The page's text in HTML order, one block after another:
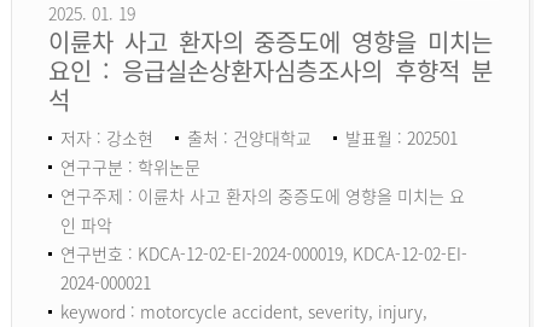
2025. 01. 19
이륜차 사고 환자의 중증도에 영향을 미치는
요인 : 응급실손상환자심층조사의 후향적 분
석
저자 : 강소현 출처 : 건양대학교
발표월 : 202501
연구구분 : 학위논문
연구주제 : 이륜차 사고 환자의 중증도에 영향을 미치는 요
인 파악
연구번호 : KDCA-12-02-EI-2024-000019, KDCA-12-02-EI-
2024-000021
keyword : motorcycle accident, severity, injury,